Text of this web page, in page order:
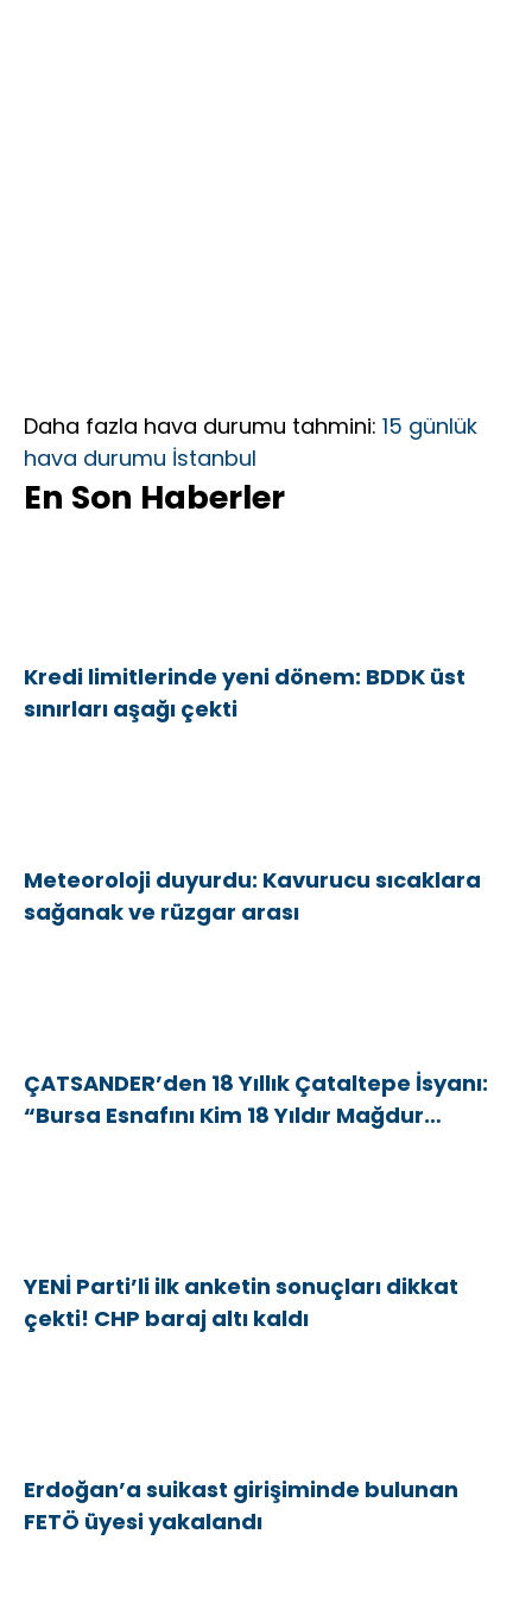
Daha fazla hava durumu tahmini: 15 günlük
hava durumu İstanbul
En Son Haberler
Kredi limitlerinde yeni dönem: BDDK üst
sınırları aşağı çekti
Meteoroloji duyurdu: Kavurucu sıcaklara
sağanak ve rüzgar arası
ÇATSANDER’den 18 Yıllık Çataltepe İsyanı:
“Bursa Esnafını Kim 18 Yıldır Mağdur
YENİ Parti’li ilk anketin sonuçları dikkat
çekti! CHP baraj altı kaldı
Erdoğan’a suikast girişiminde bulunan
FETÖ üyesi yakalandı